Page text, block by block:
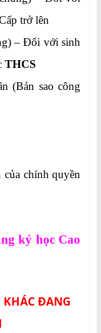
trở lên
– Đối với sinh
THCS
(Bản sao công
chính quyền
ký học Cao
KHÁC ĐANG